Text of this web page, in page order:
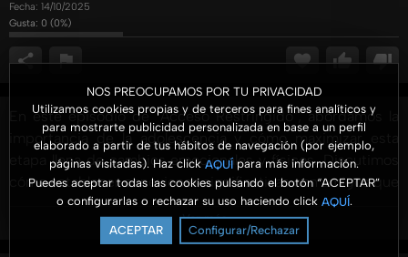
NOS PREOCUPAMOS POR TU PRIVACIDAD
Utilizamos cookies propias y de terceros para fines analíticos y
para mostrarte publicidad personalizada en base a un perfil
elaborado a partir de tus hábitos de navegación (por ejemplo,
páginas visitadas). Haz click AQUÍ para más información.
Puedes aceptar todas las cookies pulsando el botón “ACEPTAR”
o configurarlas o rechazar su uso haciendo click AQUÍ.
ACEPTAR Configurar/Rechazar
Fecha: 14/10/2025
Gusta: 0 (0%)
En este episodio de "Acceso Restringido", abordamos la
importancia de la adolescencia y cómo maximizar esta
etapa llena de cambios emocionales y físicos. Discutimos
cómo establecer conexiones significativas con amigos que
compartan valores positivos y cómo involucrar a Dios en
nuestras vidas diarias. Exploramos el peso de tener
responsabilidades y cómo manejar el tiempo de manera
Ver más